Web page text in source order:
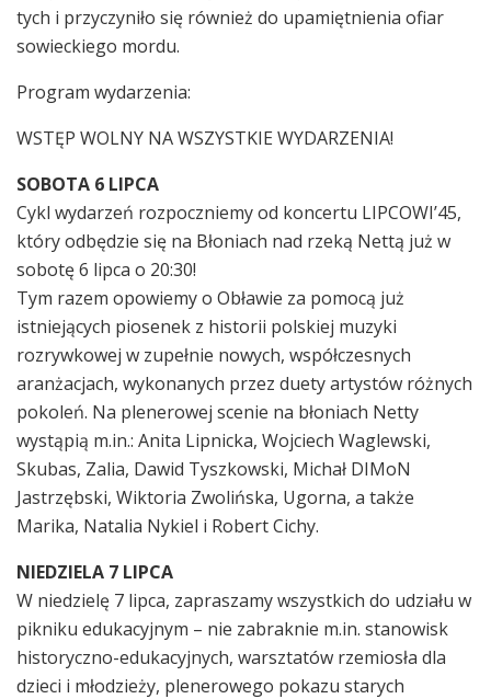
tych i przyczyniło się również do upamiętnienia ofiar
sowieckiego mordu.
Program wydarzenia:
WSTĘP WOLNY NA WSZYSTKIE WYDARZENIA!
SOBOTA 6 LIPCA
Cykl wydarzeń rozpoczniemy od koncertu LIPCOWI’45,
który odbędzie się na Błoniach nad rzeką Nettą już w
sobotę 6 lipca o 20:30!
Tym razem opowiemy o Obławie za pomocą już
istniejących piosenek z historii polskiej muzyki
rozrywkowej w zupełnie nowych, współczesnych
aranżacjach, wykonanych przez duety artystów różnych
pokoleń. Na plenerowej scenie na błoniach Netty
wystąpią m.in.: Anita Lipnicka, Wojciech Waglewski,
Skubas, Zalia, Dawid Tyszkowski, Michał DIMoN
Jastrzębski, Wiktoria Zwolińska, Ugorna, a także
Marika, Natalia Nykiel i Robert Cichy.
NIEDZIELA 7 LIPCA
W niedzielę 7 lipca, zapraszamy wszystkich do udziału w
pikniku edukacyjnym – nie zabraknie m.in. stanowisk
historyczno-edukacyjnych, warsztatów rzemiosła dla
dzieci i młodzieży, plenerowego pokazu starych